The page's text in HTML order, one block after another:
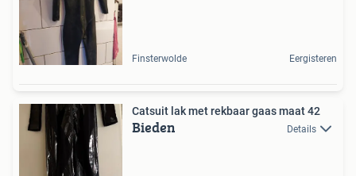
Finsterwolde Eergisteren
Catsuit lak met rekbaar gaas maat 42
Bieden Details